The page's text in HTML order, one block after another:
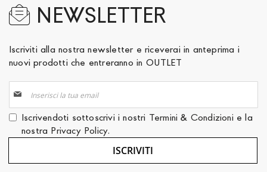
NEWSLETTER
Iscriviti alla nostra newsletter e riceverai in anteprima i
nuovi prodotti che entreranno in OUTLET
alla
nostra
Newsletter:
Iscrivendoti sottoscrivi i nostri Termini & Condizioni e la
nostra Privacy Policy.
ISCRIVITI